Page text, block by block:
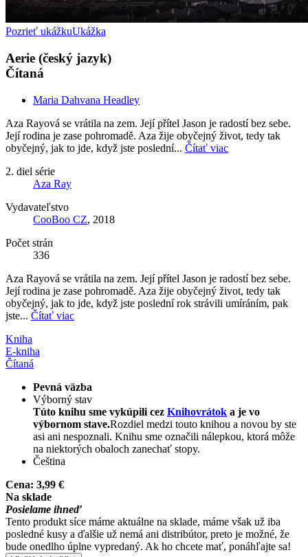
Pozrieť ukážkuUkážka
Aerie (český jazyk)
Čítaná
Maria Dahvana Headley
Aza Rayová se vrátila na zem. Její přítel Jason je radostí bez sebe.
Její rodina je zase pohromadě. Aza žije obyčejný život, tedy tak
obyčejný, jak to jde, když jste poslední... Čítať viac
2. diel série
Aza Ray
Vydavateľstvo
CooBoo CZ, 2018
Počet strán
336
Aza Rayová se vrátila na zem. Její přítel Jason je radostí bez sebe.
Její rodina je zase pohromadě. Aza žije obyčejný život, tedy tak
obyčejný, jak to jde, když jste poslední rok strávili umíráním, pak
jste... Čítať viac
Kniha
E-kniha
Čítaná
Pevná väzba
Výborný stav
Túto knihu sme vykúpili cez Knihovrátok a je vo
výbornom stave.Rozdiel medzi touto knihou a novou by ste
asi ani nespoznali. Knihu sme označili nálepkou, ktorá môže
na niektorých obaloch zanechať stopy.
Čeština
Cena: 3,99 €
Na sklade
Posielame ihneď
Tento produkt síce máme aktuálne na sklade, máme však už iba
posledné kusy a ďalšie už nemá ani distribútor, preto je možné, že
bude onedlho úplne vypredaný. Ak ho chcete mať, ponáhľajte sa!